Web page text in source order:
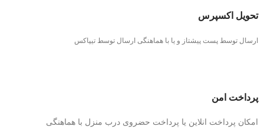
تحویل اکسپرس
ارسال توسط پست پیشتاز و یا با هماهنگی ارسال توسط تیپاکس
پرداخت امن
امکان پرداخت انلاین یا پرداخت حضروی درب منزل با هماهنگی